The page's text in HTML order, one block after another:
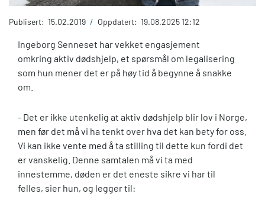
Publisert: 15.02.2019 / Oppdatert: 19.08.2025 12:12
Ingeborg Senneset har vekket engasjement
omkring aktiv dødshjelp, et spørsmål om legalisering
som hun mener det er på høy tid å begynne å snakke
om.
- Det er ikke utenkelig at aktiv dødshjelp blir lov i Norge,
men før det må vi ha tenkt over hva det kan bety for oss.
Vi kan ikke vente med å ta stilling til dette kun fordi det
er vanskelig. Denne samtalen må vi ta med
innestemme, døden er det eneste sikre vi har til
felles, sier hun, og legger til: